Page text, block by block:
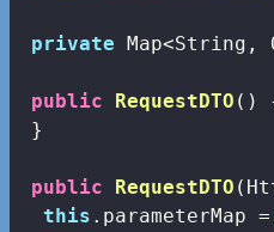
private Map<String,
public RequestDTO ()
}
public RequestDTO
this .parameterMap =